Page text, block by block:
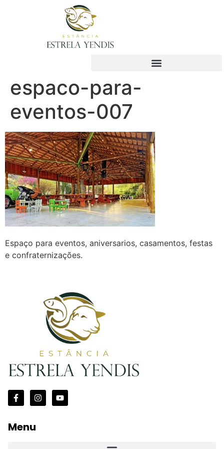
espaco-para-
eventos-007
Espaço para eventos, aniversarios, casamentos, festas
e confraternizações.
Menu